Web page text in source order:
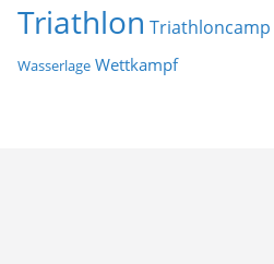
Triathlon Triathloncamp
Wasserlage Wettkampf